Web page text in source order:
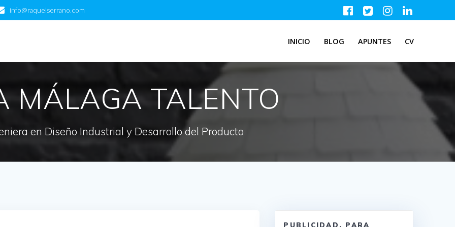
info@raquelserrano.com
INICIO BLOG APUNTES CV
MÁLAGA TALENTO
en Diseño Industrial y Desarrollo del Producto
PUBLICIDAD, PARA